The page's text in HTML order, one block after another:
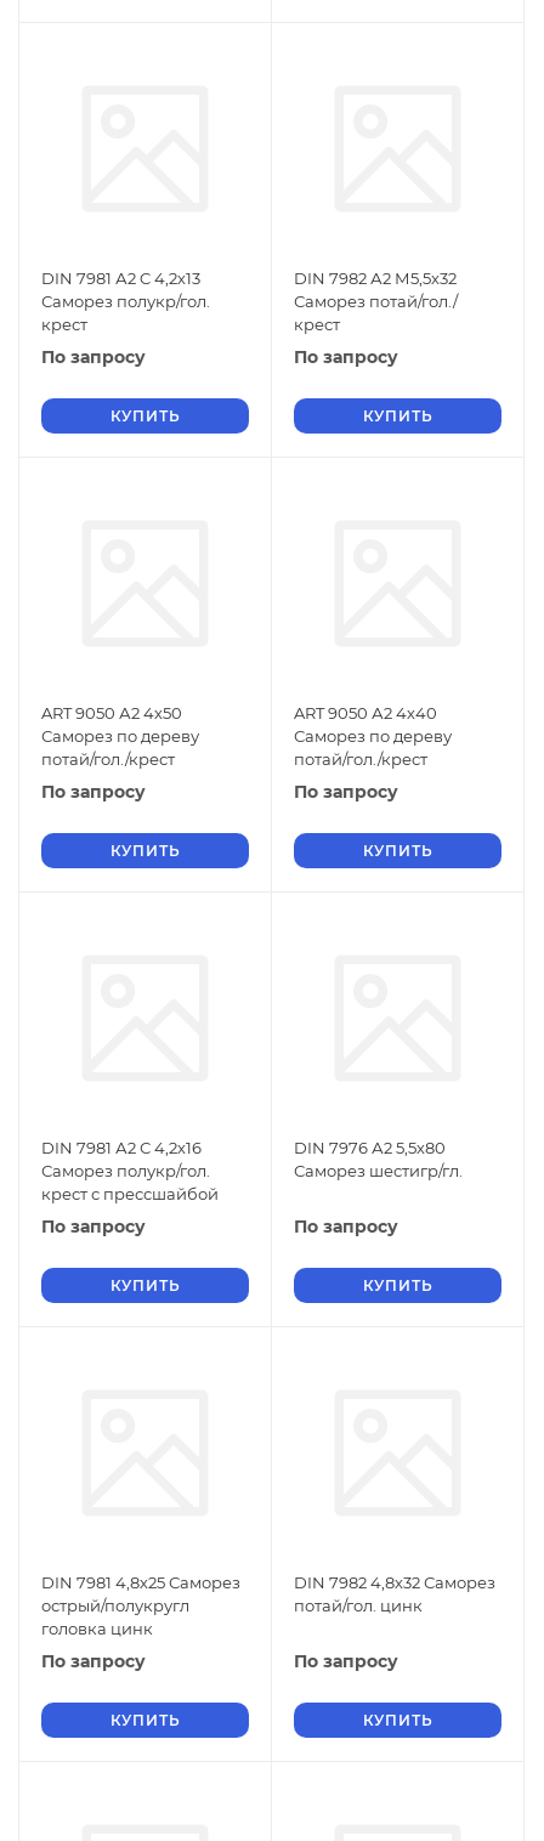
DIN 7981 А2 C 4,2х13
Саморез полукр/гол.
крест
По запросу
КУПИТЬ
DIN 7982 А2 М5,5х32
Саморез потай/гол./
крест
По запросу
КУПИТЬ
ART 9050 А2 4х50
Саморез по дереву
потай/гол./крест
По запросу
КУПИТЬ
ART 9050 А2 4х40
Саморез по дереву
потай/гол./крест
По запросу
КУПИТЬ
DIN 7981 А2 С 4,2х16
Саморез полукр/гол.
крест с прессшайбой
По запросу
КУПИТЬ
DIN 7976 А2 5,5х80
Саморез шестигр/гл.
По запросу
КУПИТЬ
DIN 7981 4,8х25 Саморез
острый/полукругл
головка цинк
По запросу
КУПИТЬ
DIN 7982 4,8х32 Саморез
потай/гол. цинк
По запросу
КУПИТЬ